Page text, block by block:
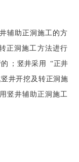
辅助正洞施工的方
正洞施工方法进行
；竖井采用 “正井
井开挖及转正洞施
竖井辅助正洞施工